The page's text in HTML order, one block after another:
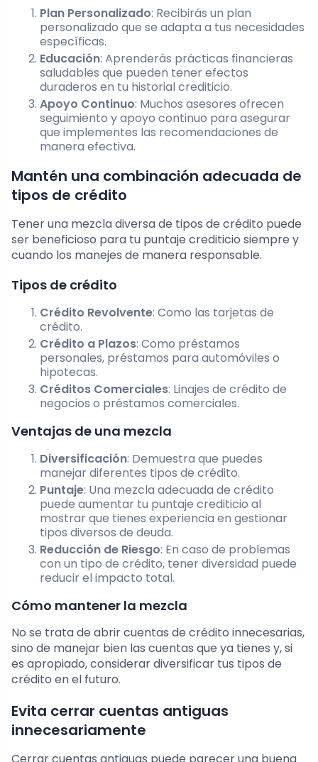
Plan Personalizado: Recibirás un plan
personalizado que se adapta a tus necesidades
específicas.
Educación: Aprenderás prácticas financieras
saludables que pueden tener efectos
duraderos en tu historial crediticio.
Apoyo Continuo: Muchos asesores ofrecen
seguimiento y apoyo continuo para asegurar
que implementes las recomendaciones de
manera efectiva.
Mantén una combinación adecuada de
tipos de crédito
Tener una mezcla diversa de tipos de crédito puede
ser beneficioso para tu puntaje crediticio siempre y
cuando los manejes de manera responsable.
Tipos de crédito
Crédito Revolvente: Como las tarjetas de
crédito.
Crédito a Plazos: Como préstamos
personales, préstamos para automóviles o
hipotecas.
Créditos Comerciales: Linajes de crédito de
negocios o préstamos comerciales.
Ventajas de una mezcla
Diversificación: Demuestra que puedes
manejar diferentes tipos de crédito.
Puntaje: Una mezcla adecuada de crédito
puede aumentar tu puntaje crediticio al
mostrar que tienes experiencia en gestionar
tipos diversos de deuda.
Reducción de Riesgo: En caso de problemas
con un tipo de crédito, tener diversidad puede
reducir el impacto total.
Cómo mantener la mezcla
No se trata de abrir cuentas de crédito innecesarias,
sino de manejar bien las cuentas que ya tienes y, si
es apropiado, considerar diversificar tus tipos de
crédito en el futuro.
Evita cerrar cuentas antiguas
innecesariamente